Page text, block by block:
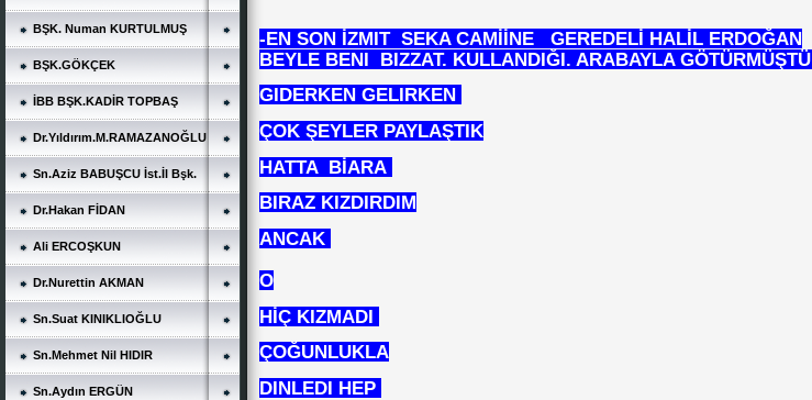
BŞK. Numan KURTULMUŞ
BŞK.GÖKÇEK
İBB BŞK.KADİR TOPBAŞ
Dr.Yıldırım.M.RAMAZANOĞLU
Sn.Aziz BABUŞCU İst.İl Bşk.
Dr.Hakan FİDAN
Ali ERCOŞKUN
Dr.Nurettin AKMAN
Sn.Suat KINIKLIOĞLU
Sn.Mehmet Nil HIDIR
Sn.Aydın ERGÜN
-EN SON İZMIT SEKA CAMİİNE GEREDELİ HALİL ERDOĞAN
BEYLE BENI BIZZAT. KULLANDIĞI. ARABAYLA GÖTÜRMÜŞTÜ
GIDERKEN GELIRKEN
ÇOK ŞEYLER PAYLAŞTIK
HATTA BİARA
BIRAZ KIZDIRDIM
ANCAK
O
HİÇ KIZMADI
ÇOĞUNLUKLA
DINLEDI HEP